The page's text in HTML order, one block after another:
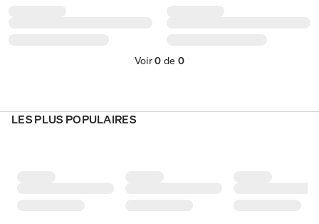
Voir0 de 0
LES PLUS POPULAIRES